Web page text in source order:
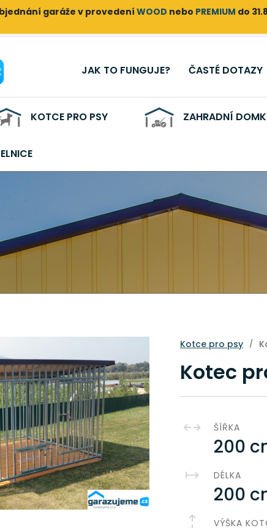
garáže v provedení WOOD nebo PREMIUM do
JAK TO FUNGUJE? ČASTÉ DOTAZY
KOTCE PRO PSY ZAHRADNÍ
Kotce pro psy /
Kotec
ŠÍŘKA
200
DÉLKA
200
VÝŠKA